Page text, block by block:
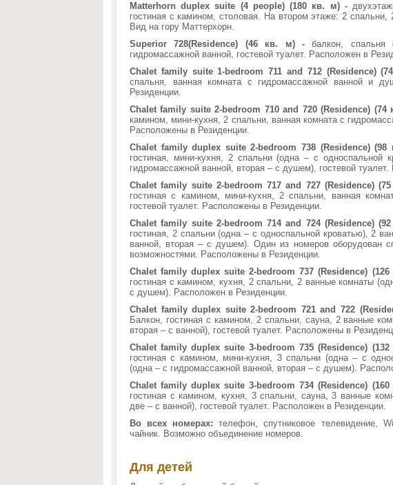
Matterhorn duplex suite (4 people) (180 кв. м) -
гостиная с камином, столовая. На втором этаже: 2
Вид на гору Маттерхорн.
Superior 728(Residence) (46 кв. м) -балкон, спальня
гидромассажной ванной, гостевой туалет. Расположен в
Chalet family suite 1-bedroom 711 and 712 (Residence)
спальня, ванная комната с гидромассажной ванной и
Резиденции.
Chalet family suite 2-bedroom 710 and 720 (Residence)
камином, мини-кухня, 2 спальни, ванная комната с
Расположены в Резиденции.
Chalet family duplex suite 2-bedroom 738 (Residence)
гостиная, мини-кухня, 2 спальни (одна – с
гидромассажной ванной, вторая – с душем), гостевой
Chalet family suite 2-bedroom 717 and 727 (Residence)
гостиная с камином, мини-кухня, 2 спальни, ванная
гостевой туалет. Расположены в Резиденции.
Chalet family suite 2-bedroom 714 and 724 (Residence)
гостиная, 2 спальни (одна – с односпальной кроватью), 2
ванной, вторая – с душем). Один из номеров оборудован
возможностями. Расположены в Резиденции.
Chalet family duplex suite 2-bedroom 737 (Residence)
гостиная с камином, кухня, 2 спальни, 2 ванные комнаты
с душем). Расположен в Резиденции.
Chalet family duplex suite 2-bedroom 721 and 722
Балкон, гостиная с камином, 2 спальни, сауна, 2 ванные
вторая – с ванной), гостевой туалет. Расположены в
Chalet family duplex suite 3-bedroom 735 (Residence)
гостиная с камином, мини-кухня, 3 спальни (одна – с
(одна – с гидромассажной ванной, вторая – с душем).
Chalet family duplex suite 3-bedroom 734 (Residence)
гостиная с камином, кухня, 3 спальни, сауна, 3 ванные
две – с ванной), гостевой туалет. Расположен в Резиденции.
Во всех номерах: телефон, спутниковое телевидение,
чайник. Возможно объединение номеров.
Для детей